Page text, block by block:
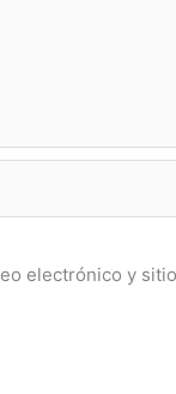
electrónico y